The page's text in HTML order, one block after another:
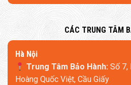
​CÁC TRUNG TÂM
​Hà Nội
Trung Tâm Bảo Hành:Số 7,
Hoàng Quốc Việt, Cầu Giấy